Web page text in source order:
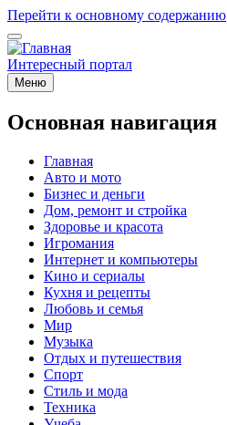
Перейти к основному содержанию
Интересный портал
Меню
Основная навигация
Главная
Авто и мото
Бизнес и деньги
Дом, ремонт и стройка
Здоровье и красота
Игромания
Интернет и компьютеры
Кино и сериалы
Кухня и рецепты
Любовь и семья
Мир
Музыка
Отдых и путешествия
Спорт
Стиль и мода
Техника